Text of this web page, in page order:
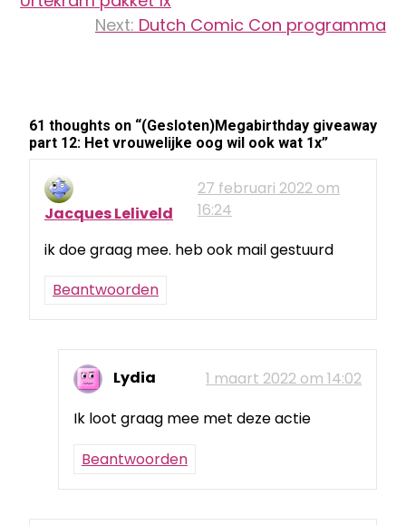
Next: Dutch Comic Con programma
61 thoughts on “(Gesloten)Megabirthday giveaway
part 12: Het vrouwelijke oog wil ook wat 1x”
Jacques Leliveld
27 februari 2022 om
16:24
ik doe graag mee. heb ook mail gestuurd
Beantwoorden
Lydia
1 maart 2022 om 14:02
Ik loot graag mee met deze actie
Beantwoorden